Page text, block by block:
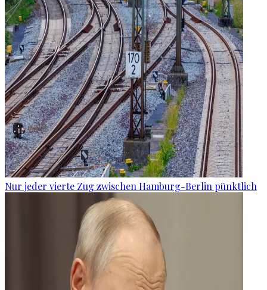
Nur jeder vierte Zug zwischen Hamburg-Berlin pünktlich